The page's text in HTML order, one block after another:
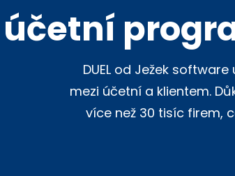
DUEL od Ježek
mezi účetní a klientem.
více než 30 tisíc firem,